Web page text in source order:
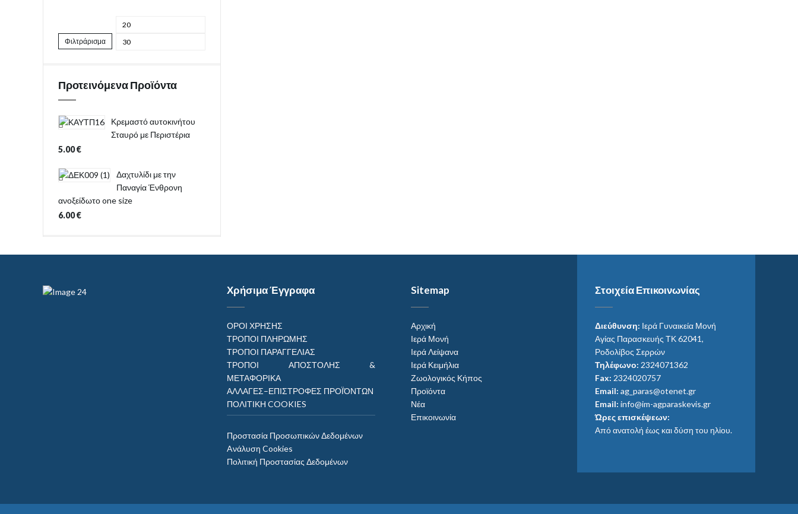
Φιλτράρισμα
Προτεινόμενα Προϊόντα
Κρεμαστό αυτοκινήτου
Σταυρό με Περιστέρια
5.00€
Δαχτυλίδι με την
Παναγία Ένθρονη
ανοξείδωτο one size
6.00€
Χρήσιμα Έγγραφα
ΟΡΟΙ ΧΡΗΣΗΣ
ΤΡΟΠΟΙ ΠΛΗΡΩΜΗΣ
ΤΡΟΠΟΙ ΠΑΡΑΓΓΕΛΙΑΣ
ΤΡΟΠΟΙ ΑΠΟΣΤΟΛΗΣ &
ΜΕΤΑΦΟΡΙΚΑ
ΑΛΛΑΓΕΣ–ΕΠΙΣΤΡΟΦΕΣ ΠΡΟΪΌΝΤΩΝ
ΠΟΛΙΤΙΚΗ COOKIES
Προστασία Προσωπικών Δεδομένων
Aνάλυση Cookies
Πολιτική Προστασίας Δεδομένων
Sitemap
Αρχική
Ιερά Μονή
Ιερά Λείψανα
Ιερά Κειμήλια
Ζωολογικός Κήπος
Προϊόντα
Νέα
Επικοινωνία
Στοιχεία Επικοινωνίας
Διεύθυνση: Ιερά Γυναικεία Μονή
Αγίας Παρασκευής ΤΚ 62041,
Ροδολίβος Σερρών
Τηλέφωνο: 2324071362
Fax: 2324020757
Email: ag_paras@otenet.gr
Email: info@im-agparaskevis.gr
Ώρες επισκέψεων:
Από ανατολή έως και δύση του ηλίου.